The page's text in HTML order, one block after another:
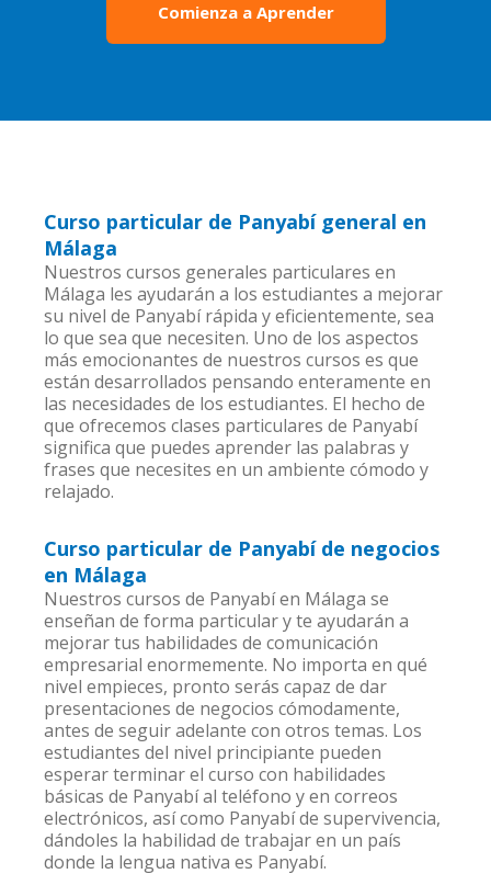
Comienza a Aprender
Curso particular de Panyabí general en
Málaga
Nuestros cursos generales particulares en
Málaga les ayudarán a los estudiantes a mejorar
su nivel de Panyabí rápida y eficientemente, sea
lo que sea que necesiten. Uno de los aspectos
más emocionantes de nuestros cursos es que
están desarrollados pensando enteramente en
las necesidades de los estudiantes. El hecho de
que ofrecemos clases particulares de Panyabí
significa que puedes aprender las palabras y
frases que necesites en un ambiente cómodo y
relajado.
Curso particular de Panyabí de negocios
en Málaga
Nuestros cursos de Panyabí en Málaga se
enseñan de forma particular y te ayudarán a
mejorar tus habilidades de comunicación
empresarial enormemente. No importa en qué
nivel empieces, pronto serás capaz de dar
presentaciones de negocios cómodamente,
antes de seguir adelante con otros temas. Los
estudiantes del nivel principiante pueden
esperar terminar el curso con habilidades
básicas de Panyabí al teléfono y en correos
electrónicos, así como Panyabí de supervivencia,
dándoles la habilidad de trabajar en un país
donde la lengua nativa es Panyabí.